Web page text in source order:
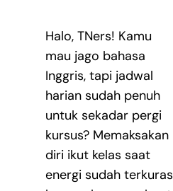
Halo, TNers! Kamu
mau jago bahasa
Inggris, tapi jadwal
harian sudah penuh
untuk sekadar pergi
kursus? Memaksakan
diri ikut kelas saat
energi sudah terkuras